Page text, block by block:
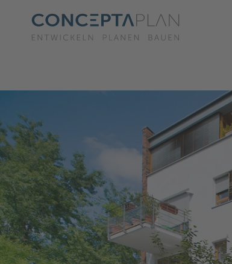
: Undefined array key "setLocal" in /var/www/vhosts/
/var/www/